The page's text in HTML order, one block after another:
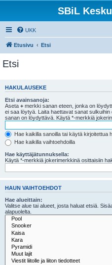
SBiL
UKK
Etusivu Etsi
Etsi
HAKULAUSEKE
Etsi avainsanoja:
Aseta + merkki sanan eteen, jonka on
ei saa löytyä. Laita haettavat sanat sulkuihin
sanan on löydyttävä. Käytä *-merkkiä
Hae kaikilla sanoilla tai käytä kirjoitettua
Hae kaikilla vaihtoehdoilla
Hae käyttäjätunnuksella:
Käytä *-merkkiä jokerimerkkinä osittaisiin
HAUN VAIHTOEHDOT
Hae alueittain:
Valitse alue tai alueet, josta haluat etsiä.
alapuolelta.